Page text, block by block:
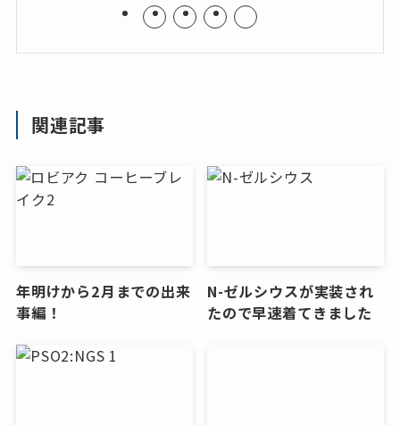
関連記事
年明けから2月までの出来
事編！
N-ゼルシウスが実装され
たので早速着てきました